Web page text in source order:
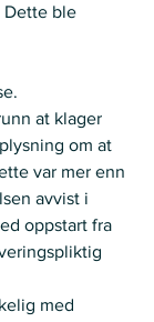
Dette ble
at klager
om at
var mer enn
avvist i
oppstart fra
med